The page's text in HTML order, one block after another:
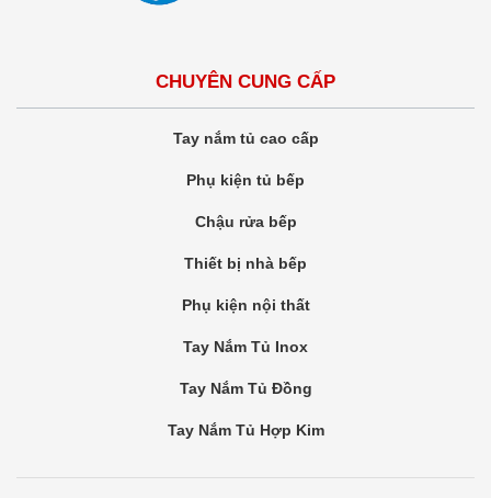
CHUYÊN CUNG CẤP
Tay nắm tủ cao cấp
Phụ kiện tủ bếp
Chậu rửa bếp
Thiết bị nhà bếp
Phụ kiện nội thất
Tay Nắm Tủ Inox
Tay Nắm Tủ Đồng
Tay Nắm Tủ Hợp Kim